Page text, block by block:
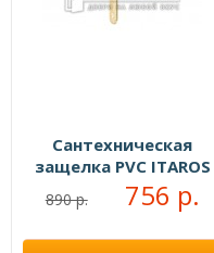
Сантехническая
защелка PVC ITAROS
96х50 матовое золото
SG
890 р. 756 р.